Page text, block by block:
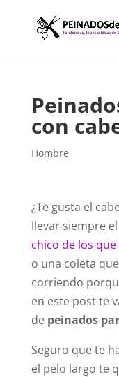
con
Hombre
¿Te gusta el
llevar siempre
chico de los
o una coleta
corriendo
en este post te
de peinados
Seguro que te
el pelo largo te